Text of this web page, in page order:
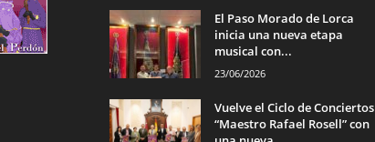
El Paso Morado de Lorca
inicia una nueva etapa
musical con...
23/06/2026
Vuelve el Ciclo de Conciertos
“Maestro Rafael Rosell” con